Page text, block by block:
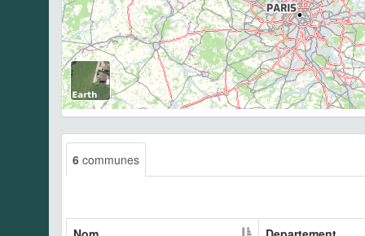
6 communes